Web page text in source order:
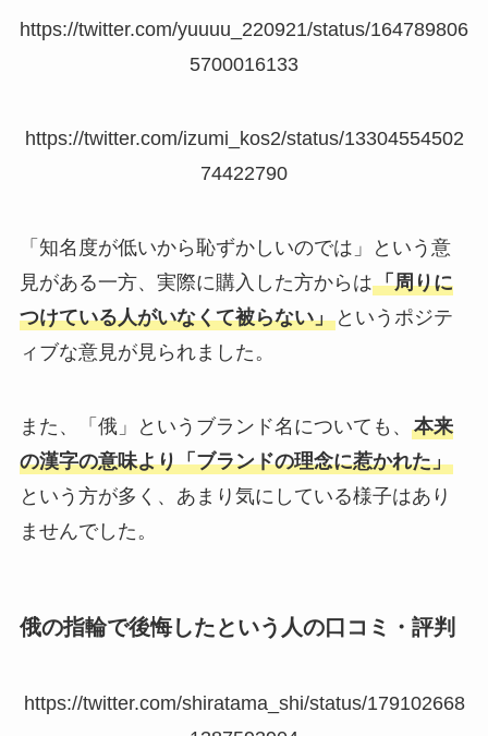
https://twitter.com/yuuuu_220921/status/164789806
5700016133
https://twitter.com/izumi_kos2/status/13304554502
74422790
「知名度が低いから恥ずかしいのでは」という意
見がある一方、実際に購入した方からは「周りに
つけている人がいなくて被らない」というポジテ
ィブな意見が見られました。
また、「俄」というブランド名についても、 本来
の漢字の意味より「ブランドの理念に惹かれた」
という方が多く、あまり気にしている様子はあり
ませんでした。
俄の指輪で後悔したという人の口コミ・評判
https://twitter.com/shiratama_shi/status/179102668